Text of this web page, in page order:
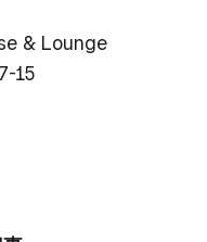
& Lounge
15